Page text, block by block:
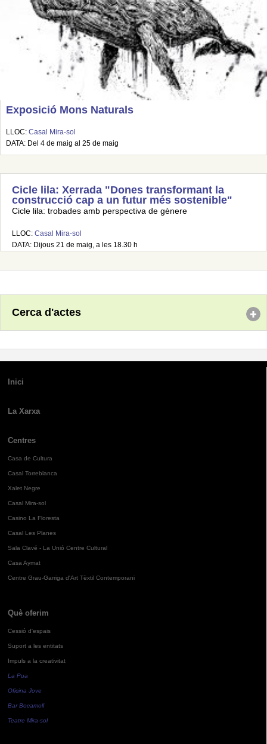
Exposició Mons Naturals
LLOC: Casal Mira-sol
DATA: Del 4 de maig al 25 de maig
Cicle lila: Xerrada "Dones transformant la
construcció cap a un futur més sostenible"
Cicle lila: trobades amb perspectiva de gènere
LLOC: Casal Mira-sol
DATA: Dijous 21 de maig, a les 18.30 h
Cerca d'actes
Inici
La Xarxa
Centres
Casa de Cultura
Casal Torreblanca
Xalet Negre
Casal Mira-sol
Casino La Floresta
Casal Les Planes
Sala Clavé - La Unió Centre Cultural
Casa Aymat
Centre Grau-Garriga d'Art Tèxtil Contemporani
Què oferim
Cessió d'espais
Suport a les entitats
Impuls a la creativitat
La Pua
Oficina Jove
Bar Bocamoll
Teatre Mira-sol